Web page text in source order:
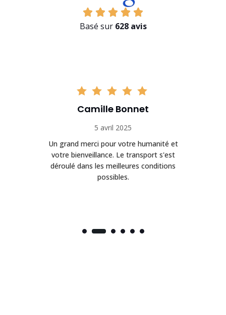
Basé sur 628 avis
Camille Bonnet
5 avril 2025
Un grand merci pour votre humanité et
votre bienveillance. Le transport s'est
déroulé dans les meilleures conditions
possibles.